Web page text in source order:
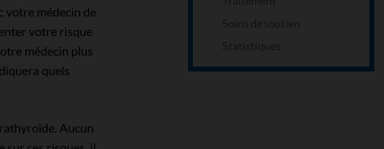
votre médecin de
votre risque
médecin plus
quels
Aucun